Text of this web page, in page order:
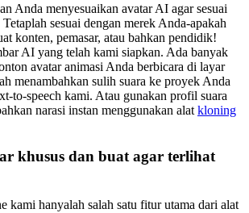
Anda menyesuaikan avatar AI agar sesuai
sesuai dengan merek Anda-apakah
konten, pemasar, atau bahkan pendidik!
AI yang telah kami siapkan. Ada banyak
avatar animasi Anda berbicara di layar
menambahkan sulih suara ke proyek Anda
to-speech kami. Atau gunakan profil suara
narasi instan menggunakan alat kloning
khusus dan buat agar terlihat
kami hanyalah salah satu fitur utama dari alat